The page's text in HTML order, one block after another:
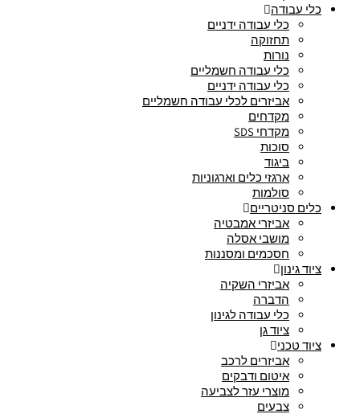
כלי עבודה
כלי עבודה ידניים
תחזוקה
נורות
כלי עבודה חשמליים
כלי עבודה ידניים
אביזרים לכלי עבודה חשמליים
מקדחים
מקדחי SDS
סוכות
ביגוד
ארגזי כלים וארגוניות
סולמות
כלים סניטריים
אביזרי אמבטיה
מושבי אסלה
חסכמים ומסננות
ציוד גינון
אביזרי השקיה
הדברה
כלי עבודה לגינון
ציוד גן
ציוד טכני
אביזרים לרכב
איטום ודבקים
מוצרי עזר לצביעה
צבעים